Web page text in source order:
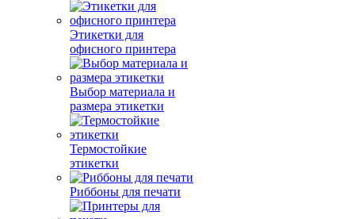
Этикетки для
офисного принтера
Выбор материала и
размера этикетки
Термостойкие
этикетки
Риббоны для печати